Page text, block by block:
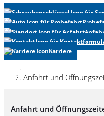
Karriere
Anfahrt und
Anfahrt und